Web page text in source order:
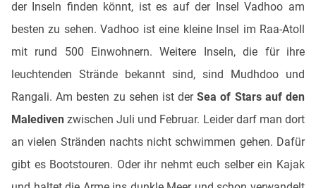
der Inseln finden könnt, ist es auf der Insel Vadhoo am
besten zu sehen. Vadhoo ist eine kleine Insel im Raa-Atoll
mit rund 500 Einwohnern. Weitere Inseln, die für ihre
leuchtenden Strände bekannt sind, sind Mudhdoo und
Rangali. Am besten zu sehen ist derSea of Stars auf den
Malediven zwischen Juli und Februar. Leider darf man dort
an vielen Stränden nachts nicht schwimmen gehen. Dafür
gibt es Bootstouren. Oder ihr nehmt euch selber ein Kajak